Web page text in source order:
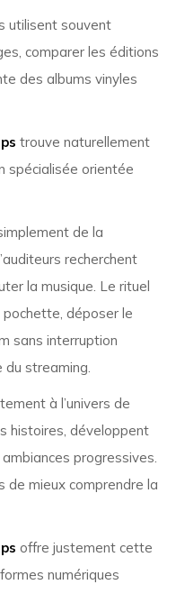
utilisent souvent
comparer les éditions
des albums vinyles
trouve naturellement
spécialisée orientée
de la
recherchent
la musique. Le rituel
déposer le
sans interruption
streaming.
à l’univers de
histoires, développent
progressives.
mieux comprendre la
offre justement cette
numériques